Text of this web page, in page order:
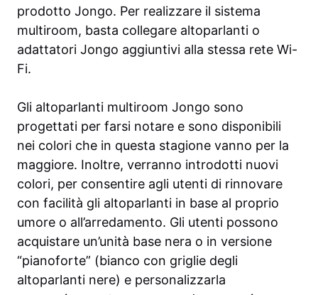
prodotto Jongo. Per realizzare il sistema
multiroom, basta collegare altoparlanti o
adattatori Jongo aggiuntivi alla stessa rete Wi-
Fi.
Gli altoparlanti multiroom Jongo sono
progettati per farsi notare e sono disponibili
nei colori che in questa stagione vanno per la
maggiore. Inoltre, verranno introdotti nuovi
colori, per consentire agli utenti di rinnovare
con facilità gli altoparlanti in base al proprio
umore o all’arredamento. Gli utenti possono
acquistare un’unità base nera o in versione
“pianoforte” (bianco con griglie degli
altoparlanti nere) e personalizzarla